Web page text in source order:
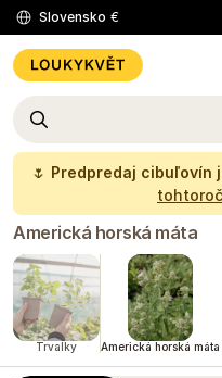
Slovensko €
🌷 Predpredaj cibuľovín
Americká horská máta
Trvalky Americká horská máta